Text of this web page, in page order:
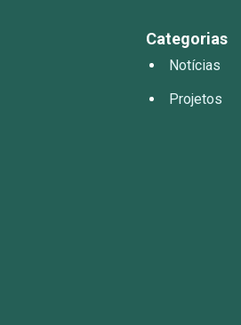
Categorias
Notícias
Projetos